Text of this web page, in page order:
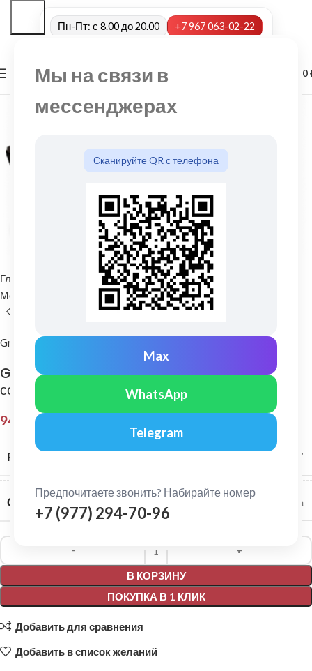
Мы на связи в
мессенджерах
Сканируйте QR с телефона
Max
WhatsApp
Telegram
Предпочитаете звонить? Набирайте номер
+7 (977) 294-70-96
Пн-Пт: с 8.00 до 20.00 +7 967 063-02-22
МЕНЮ 0,00
Нажмите, чтобы увеличить
Главная
Водосточные системы
Металлические водосточные системы Угол желоба
Grand Line
Grand Line: Угол желоба универсальный
составной Классика 90-150° Коричневый
941,00
РАЗМЕР СИСТЕМЫ 120/87
СЕРИЯ Классика
В КОРЗИНУ
ПОКУПКА В 1 КЛИК
Alternative:
Добавить для сравнения
Добавить в список желаний